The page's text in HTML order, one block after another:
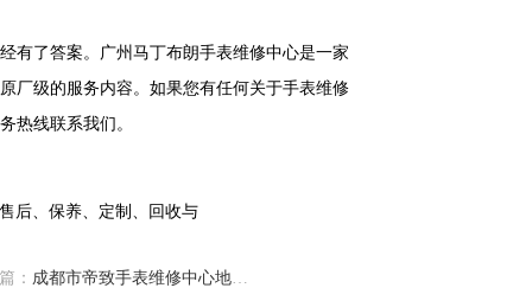
有了答案。广州马丁布朗手表维修中心是一家
厂级的服务内容。如果您有任何关于手表维修
热线联系我们。
： 成都市帝致手表维修中心地址在哪里（如何轻松找到维修点）